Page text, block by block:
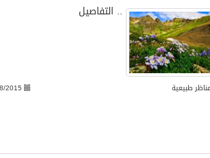
.. التفاصيل
مناظر طبيعية 2015